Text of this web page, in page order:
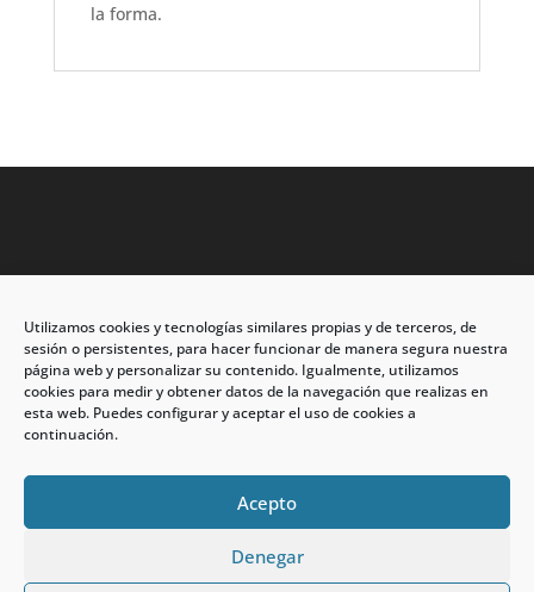
Utilizamos cookies y tecnologías similares propias y de terceros, de
sesión o persistentes, para hacer funcionar de manera segura nuestra
página web y personalizar su contenido. Igualmente, utilizamos
cookies para medir y obtener datos de la navegación que realizas en
esta web. Puedes configurar y aceptar el uso de cookies a
continuación.
Acepto
Denegar
la forma.
Dirección: C/Eleuterio Quintanilla nº67 – Esq. Río de
Oro
CP: 33209, Gijón – Asturias
Teléfono: 985146502 – 647 72 54 95